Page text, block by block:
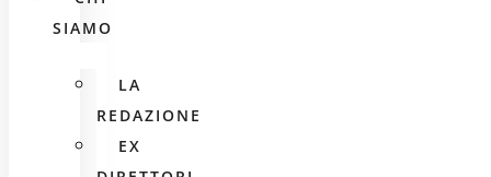
SIAMO
LA
REDAZIONE
EX